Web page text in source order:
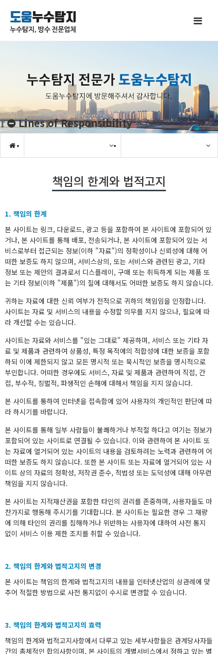
Lines of Responsibility
책임의 한계와 법적고지
1. 책임의 한계
본 사이트는 링크, 다운로드, 광고 등을 포함하여 본 사이트에 포함되어 있
거나, 본 사이트를 통해 배포, 전송되거나, 본 사이트에 포함되어 있는 서
비스로부터 접근되는 정보(이하 "자료")의 정확성이나 신뢰성에 대해 어
떠한 보증도 하지 않으며, 서비스상의, 또는 서비스와 관련된 광고, 기타
정보 또는 제안의 결과로서 디스플레이, 구매 또는 취득하게 되는 제품 또
는 기타 정보(이하 "제품")의 질에 대해서도 어떠한 보증도 하지 않습니다.
귀하는 자료에 대한 신뢰 여부가 전적으로 귀하의 책임임을 인정합니다.
사이트는 자료 및 서비스의 내용을 수정할 의무를 지지 않으나, 필요에 따
라 개선할 수는 있습니다.
사이트는 자료와 서비스를 "있는 그대로" 제공하며, 서비스 또는 기타 자
료 및 제품과 관련하여 상품성, 특정 목적에의 적합성에 대한 보증을 포함
하되 이에 제한되지 않고 모든 명시적 또는 묵시적인 보증을 명시적으로
부인합니다. 어떠한 경우에도 서비스, 자료 및 제품과 관련하여 직접, 간
접, 부수적, 징벌적, 파생적인 손해에 대해서 책임을 지지 않습니다.
본 사이트를 통하여 인터넷을 접속함에 있어 사용자의 개인적인 판단에 따
라 하시기를 바랍니다.
본 사이트를 통해 일부 사람들이 불쾌하거나 부적절 하다고 여기는 정보가
포함되어 있는 사이트로 연결될 수 있습니다. 이와 관련하여 본 사이트 또
는 자료에 열거되어 있는 사이트의 내용을 검토하려는 노력과 관련하여 어
떠한 보증도 하지 않습니다. 또한 본 사이트 또는 자료에 열거되어 있는 사
이트 상의 자료의 정확성, 저작권 준수, 적법성 또는 도덕성에 대해 아무런
책임을 지지 않습니다.
본 사이트는 지적재산권을 포함한 타인의 권리를 존중하며, 사용자들도 마
찬가지로 행동해 주시기를 기대합니다. 본 사이트는 필요한 경우 그 재량
에 의해 타인의 권리를 침해하거나 위반하는 사용자에 대하여 사전 통지
없이 서비스 이용 제한 조치를 취할 수 있습니다.
2. 책임의 한계와 법적고지의 변경
본 사이트는 책임의 한계와 법적고지의 내용을 인터넷산업의 상관례에 맞
추어 적절한 방법으로 사전 통지없이 수시로 변경할 수 있습니다.
3. 책임의 한계와 법적고지의 효력
책임의 한계와 법적고지사항에서 다루고 있는 세부사항들은 관계당사자들
간의 총체적인 합의사항이며, 본 사이트의 개별서비스에서 정하고 있는 별